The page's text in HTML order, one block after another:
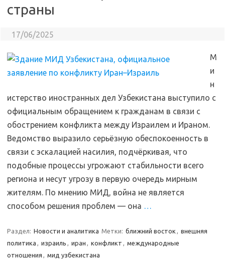
страны
17/06/2025
М
и
н
истерство иностранных дел Узбекистана выступило с
официальным обращением к гражданам в связи с
обострением конфликта между Израилем и Ираном.
Ведомство выразило серьёзную обеспокоенность в
связи с эскалацией насилия, подчёркивая, что
подобные процессы угрожают стабильности всего
региона и несут угрозу в первую очередь мирным
жителям. По мнению МИД, война не является
способом решения проблем — она …
Раздел: Новости и аналитика Метки: ближний восток , внешняя
политика , израиль , иран , конфликт , международные
отношения , мид узбекистана